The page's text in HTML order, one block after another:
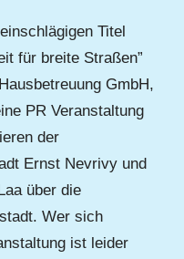
Titel
für breite Straßen”
GmbH,
PR Veranstaltung
der
Ernst Nevrivy und
über die
Wer sich
ist leider